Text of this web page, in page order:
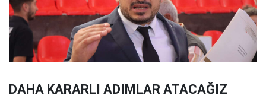
DAHA KARARLI ADIMLAR ATACAĞIZ